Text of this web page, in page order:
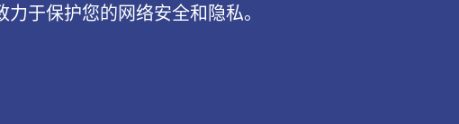
于保护您的网络安全和隐私。